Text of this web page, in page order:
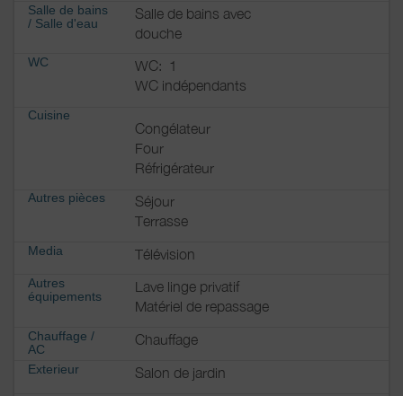
Salle de bains
/ Salle d'eau
Salle de bains avec
douche
WC WC:
1
WC indépendants
Cuisine
Congélateur
Four
Réfrigérateur
Autres pièces
Séjour
Terrasse
Media Télévision
Autres
équipements
Lave linge privatif
Matériel de repassage
Chauffage /
AC
Chauffage
Exterieur Salon de jardin